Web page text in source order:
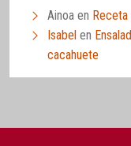
Ainoa en
Isabel en
cacahuete